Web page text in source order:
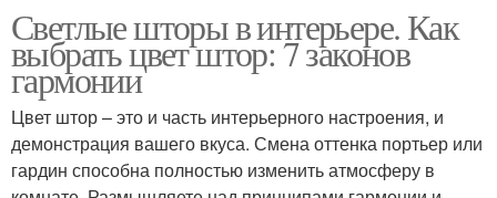
Светлые шторы в интерьере. Как
выбрать цвет штор: 7 законов
гармонии
Цвет штор – это и часть интерьерного настроения, и
демонстрация вашего вкуса. Смена оттенка портьер или
гардин способна полностью изменить атмосферу в